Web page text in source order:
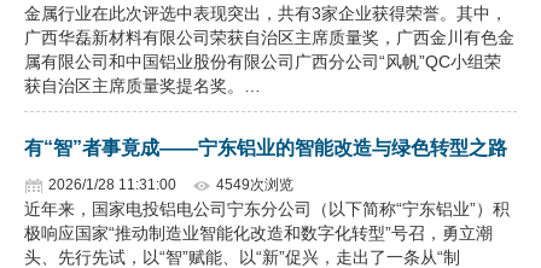
金属行业在此次评选中表现突出，共有3家企业获得荣誉。其中，
广西华磊新材料有限公司荣获自治区主席质量奖，广西金川有色金
属有限公司和中国铝业股份有限公司广西分公司“风帆”QC小组荣
获自治区主席质量奖提名奖。…
有“智”者事竟成——宁东铝业的智能改造与绿色转型之路
2026/1/28 11:31:00 4549次浏览
近年来，国家电投铝电公司宁东分公司（以下简称“宁东铝业”）积
极响应国家“推动制造业智能化改造和数字化转型”号召，勇立潮
头、先行先试，以“智”赋能、以“新”促兴，走出了一条从“制